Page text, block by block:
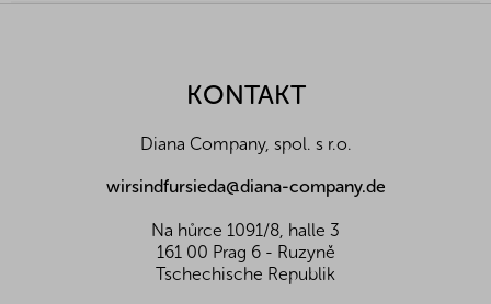
als brächten sie außer dem Naschen keinen großen
aus der die Süßigkeiten hergestellt werden, ist eine
natürliche Substanz, die den Verjüngungsstoff
Kollagen enthält. Dieser ist ein sehr wichtiger
Baustein, der das Bindegewebe bildet, insbesondere
im Bewegungsapparat, in Knorpeln, Knochen, Haaren,
Nägeln und der Haut. So müssen Sie wenigstens kein
schlechtes Gewissen haben, wenn Sie gelegentlich
naschen und können die Gelee-Süßigkeiten einfach
KONTAKT
Diana Company, spol. s r.o.
wirsindfursieda@diana-company.de
Na hůrce 1091/8, halle 3
161 00 Prag 6 - Ruzyně
Tschechische Republik